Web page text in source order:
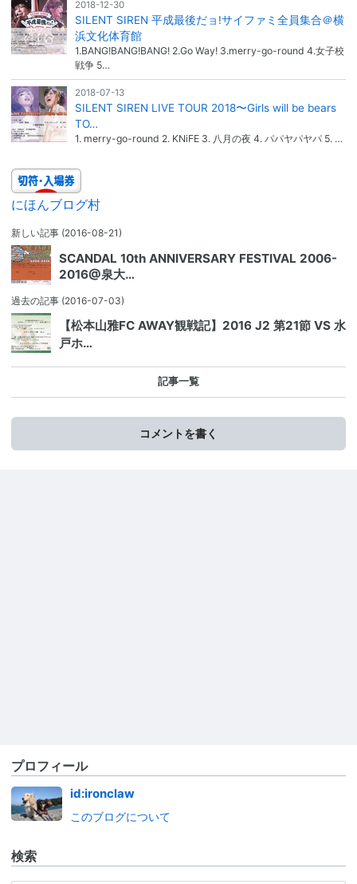
2018-12-30
SILENT SIREN 平成最後だョ!サイファミ全員集合＠横
浜文化体育館
1.BANG!BANG!BANG! 2.Go Way! 3.merry-go-round 4.女子校
戦争 5…
2018-07-13
SILENT SIREN LIVE TOUR 2018〜Girls will be bears
TO…
1. merry-go-round 2. KNiFE 3. 八月の夜 4. パパヤパヤパ 5. …
にほんブログ村
新しい記事 (2016-08-21)
SCANDAL 10th ANNIVERSARY FESTIVAL 2006-
2016@泉大…
過去の記事 (2016-07-03)
【松本山雅FC AWAY観戦記】2016 J2 第21節 VS 水
戸ホ…
記事一覧
コメントを書く
プロフィール
id:ironclaw
このブログについて
検索